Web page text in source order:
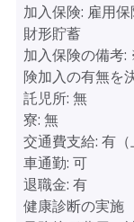
加入保険: 雇用保
財形貯蓄
加入保険の備考:
険加入の有無を
託児所: 無
寮: 無
交通費支給: 有（
車通勤: 可
退職金: 有
健康診断の実施